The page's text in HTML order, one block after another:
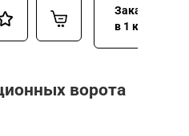
Заказать
в 1 клик
ворота